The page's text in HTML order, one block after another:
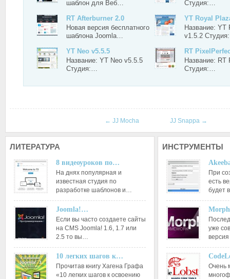
шаблон для Веб…
Студия:…
RT Afterburner 2.0
Новая версия бесплатного
шаблона Joomla…
YT Royal
Название: YT
v1.5.2
YT Neo v5.5.5
Название: YT Neo v5.5.5
Студия:…
RT
Название: RT
Студия:…
← JJ Mocha JJ Snappa →
ЛИТЕРАТУРА
8 видеоуроков по…
На днях популярная и
известная студия по
разработке шаблонов и…
Joomla!…
Если вы часто создаете сайты
на CMS Joomla! 1.6, 1.7 или
2.5 то вы…
10 легких шагов к…
Прочитав книгу Хагена Графа
«10 легких шагов к освоению
ИНСТРУМЕНТЫ
При
есть
будет
уже
Очень